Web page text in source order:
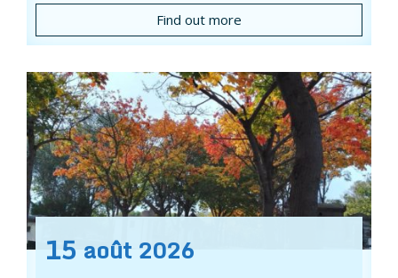
Find out more
15 août 2026